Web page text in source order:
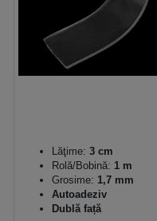
Lăţime: 3 cm
Rolă/Bobină: 1 m
Grosime: 1,7 mm
Autoadeziv
Dublă față